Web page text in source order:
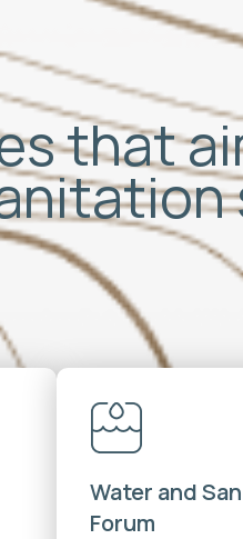
that
Water and
Forum